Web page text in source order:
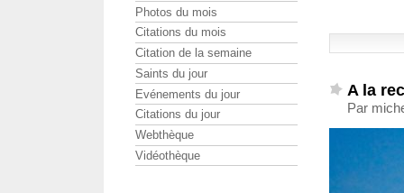
A la
Par
Photos du mois
Citations du mois
Citation de la semaine
Saints du jour
Evénements du jour
Citations du jour
Webthèque
Vidéothèque